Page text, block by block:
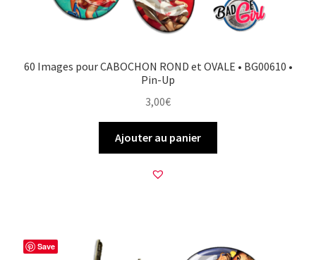
60 Images pour CABOCHON ROND et OVALE • BG00610 •
Pin-Up
3,00€
Ajouter au panier
Save